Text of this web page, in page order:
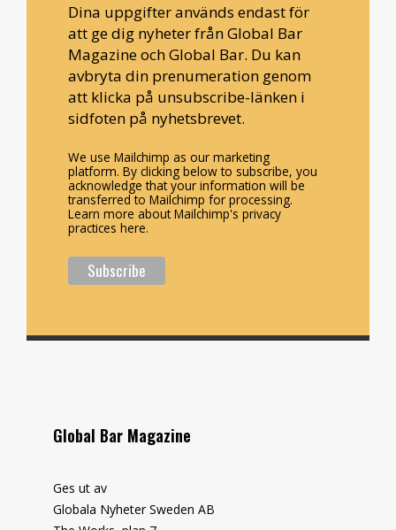
Dina uppgifter används endast för
att ge dig nyheter från Global Bar
Magazine och Global Bar. Du kan
avbryta din prenumeration genom
att klicka på unsubscribe-länken i
sidfoten på nyhetsbrevet.
We use Mailchimp as our marketing
platform. By clicking below to subscribe, you
acknowledge that your information will be
transferred to Mailchimp for processing.
Learn more about Mailchimp's privacy
practices here.
Global Bar Magazine
Ges ut av
Globala Nyheter Sweden AB